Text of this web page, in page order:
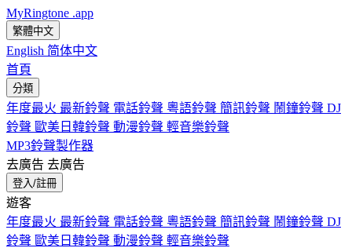
MyRingtone .app
繁體中文
English 简体中文
首頁
分類
年度最火 最新鈴聲 電話鈴聲 粵語鈴聲 簡訊鈴聲 鬧鐘鈴聲 DJ
鈴聲 歐美日韓鈴聲 動漫鈴聲 輕音樂鈴聲
MP3鈴聲製作器
去廣告 去廣告
登入/註冊
遊客
年度最火 最新鈴聲 電話鈴聲 粵語鈴聲 簡訊鈴聲 鬧鐘鈴聲 DJ
鈴聲 歐美日韓鈴聲 動漫鈴聲 輕音樂鈴聲